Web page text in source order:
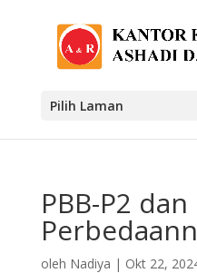
Pilih Laman
PBB-P2 dan
oleh Nadiya | Okt 22,